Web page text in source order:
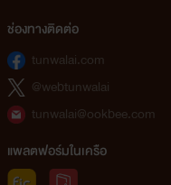
ช่องทางติดต่อ
tunwalai.com
@webtunwalai
tunwalai@ookbee.com
แพลตฟอร์มในเครือ